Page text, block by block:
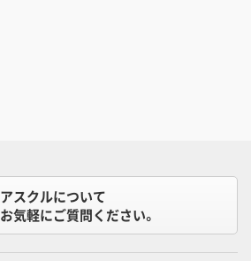
アスクルについて
お気軽にご質問ください。